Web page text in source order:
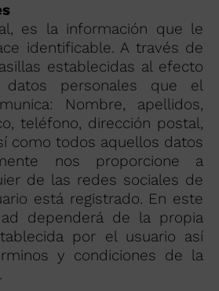
es la información que le
identificable. A través de
establecidas al efecto
datos personales que el
Nombre, apellidos,
teléfono, dirección postal,
como todos aquellos datos
nos proporcione a
de las redes sociales de
está registrado. En este
dependerá de la propia
por el usuario así
y condiciones de la